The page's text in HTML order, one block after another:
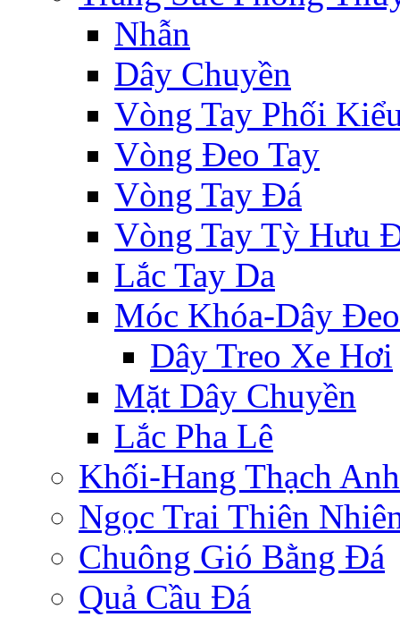
Nhẫn
Dây Chuyền
Vòng Tay Phối
Vòng Đeo Tay
Vòng Tay Đá
Vòng Tay Tỳ Hưu
Lắc Tay Da
Móc Khóa-Dây Đeo
Dây Treo Xe Hơi
Mặt Dây Chuyền
Lắc Pha Lê
Khối-Hang Thạch Anh
Ngọc Trai Thiên
Chuông Gió Bằng Đá
Quả Cầu Đá